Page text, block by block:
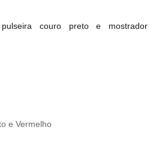
couro preto e mostrador
e Vermelho